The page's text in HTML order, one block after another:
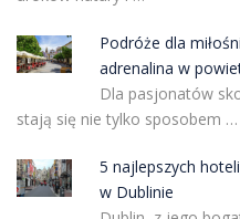
Podróże dla
adrenalina w
Dla pasjonatów
stają się nie tylko sposobem …
5 najlepszych
w Dublinie